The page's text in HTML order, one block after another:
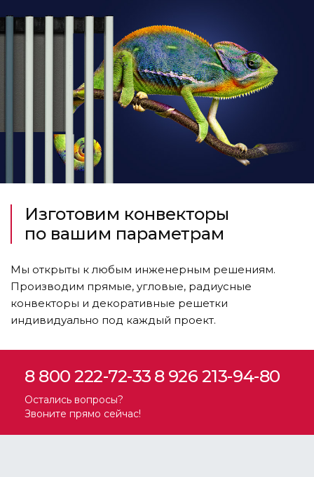
Изготовим конвекторы
по вашим параметрам
Мы открыты к любым инженерным решениям.
Производим прямые, угловые, радиусные
конвекторы и декоративные решетки
индивидуально под каждый проект.
8 800 222-72-33 8 926 213-94-80
Остались вопросы?
Звоните прямо сейчас!